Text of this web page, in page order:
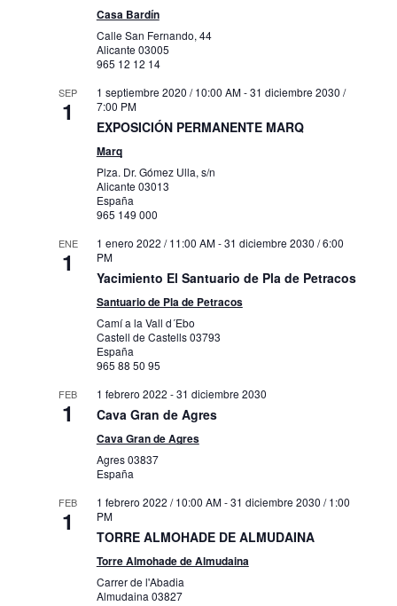
Casa Bardín
Calle San Fernando, 44
Alicante 03005
965 12 12 14
SEP
1
1 septiembre 2020 / 10:00 AM-31 diciembre 2030 /
7:00 PM
EXPOSICIÓN PERMANENTE MARQ
Marq
Plza. Dr. Gómez Ulla, s/n
Alicante 03013
España
965 149 000
ENE
1
1 enero 2022 / 11:00 AM-31 diciembre 2030 / 6:00
PM
Yacimiento El Santuario de Pla de Petracos
Santuario de Pla de Petracos
Camí a la Vall d´Ebo
Castell de Castells03793
España
965 88 50 95
FEB
1
1 febrero 2022 -31 diciembre 2030
Cava Gran de Agres
Cava Gran de Agres
Agres03837
España
FEB
1
1 febrero 2022 / 10:00 AM-31 diciembre 2030 / 1:00
PM
TORRE ALMOHADE DE ALMUDAINA
Torre Almohade de Almudaina
Carrer de l'Abadia
Almudaina 03827